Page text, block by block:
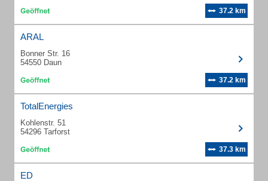
37.2 km
ARAL
Bonner Str. 16
54550 Daun
37.2 km
TotalEnergies
Kohlenstr. 51
54296 Tarforst
37.3 km
ED